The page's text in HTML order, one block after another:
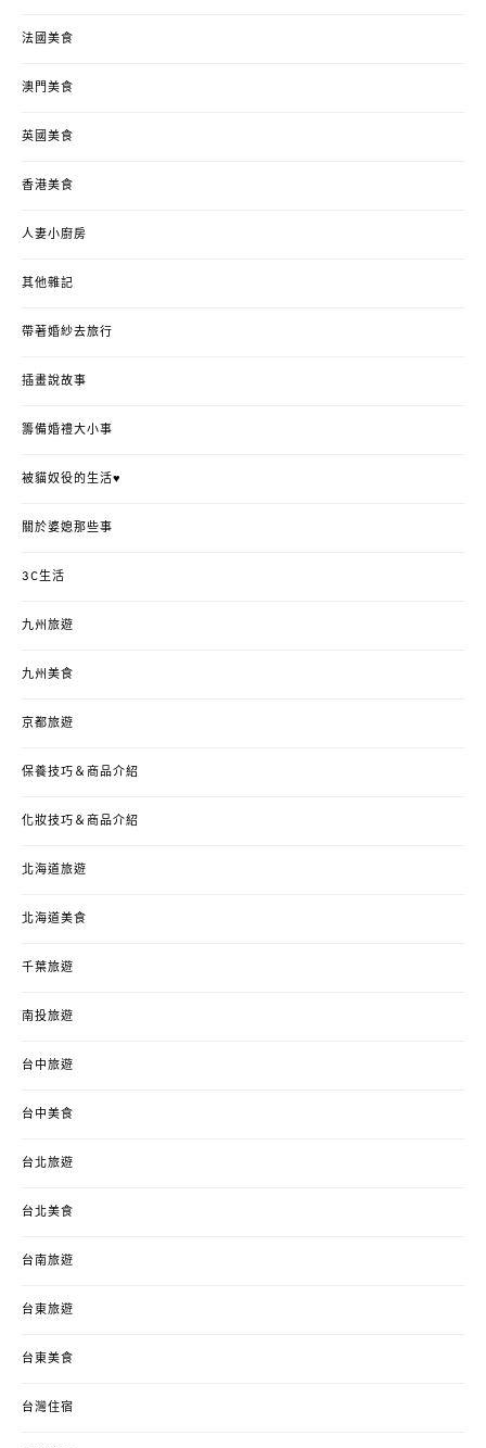
法國美食
澳門美食
英國美食
香港美食
人妻小廚房
其他雜記
帶著婚紗去旅行
插畫說故事
籌備婚禮大小事
被貓奴役的生活♥
關於婆媳那些事
3C生活
九州旅遊
九州美食
京都旅遊
保養技巧＆商品介紹
化妝技巧＆商品介紹
北海道旅遊
北海道美食
千葉旅遊
南投旅遊
台中旅遊
台中美食
台北旅遊
台北美食
台南旅遊
台東旅遊
台東美食
台灣住宿